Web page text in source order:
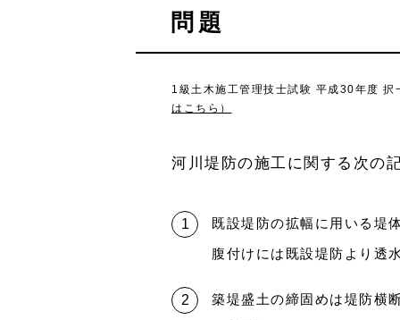
問題
1級土木施工管理技士試験 平成30年度
はこちら）
河川堤防の施工に関する次の
既設堤防の拡幅に用いる堤
腹付けには既設堤防より透
築堤盛土の締固めは堤防横